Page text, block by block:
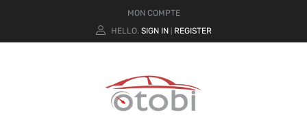
MON COMPTE
HELLO. SIGN IN REGISTER